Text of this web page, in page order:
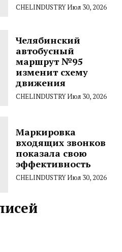
CHELINDUSTRYИюл 30, 2026
Челябинский
автобусный
маршрут №95
изменит схему
движения
CHELINDUSTRYИюл 30, 2026
Маркировка
входящих звонков
показала свою
эффективность
CHELINDUSTRYИюл 30, 2026